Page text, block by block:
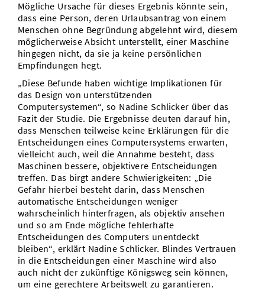
Mögliche Ursache für dieses Ergebnis könnte sein,
dass eine Person, deren Urlaubsantrag von einem
Menschen ohne Begründung abgelehnt wird, diesem
möglicherweise Absicht unterstellt, einer Maschine
hingegen nicht, da sie ja keine persönlichen
Empfindungen hegt.
„Diese Befunde haben wichtige Implikationen für
das Design von unterstützenden
Computersystemen“, so Nadine Schlicker über das
Fazit der Studie. Die Ergebnisse deuten darauf hin,
dass Menschen teilweise keine Erklärungen für die
Entscheidungen eines Computersystems erwarten,
vielleicht auch, weil die Annahme besteht, dass
Maschinen bessere, objektivere Entscheidungen
treffen. Das birgt andere Schwierigkeiten: „Die
Gefahr hierbei besteht darin, dass Menschen
automatische Entscheidungen weniger
wahrscheinlich hinterfragen, als objektiv ansehen
und so am Ende mögliche fehlerhafte
Entscheidungen des Computers unentdeckt
bleiben“, erklärt Nadine Schlicker. Blindes Vertrauen
in die Entscheidungen einer Maschine wird also
auch nicht der zukünftige Königsweg sein können,
um eine gerechtere Arbeitswelt zu garantieren.